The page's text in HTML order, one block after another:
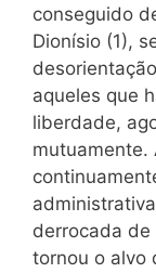
conseguido
Dionísio (1),
aqueles que
liberdade,
mutuamente.
derrocada de
tornou o alvo